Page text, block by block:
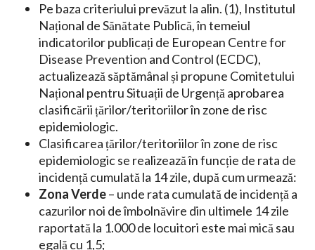
Pe baza criteriului prevăzut la alin. (1), Institutul
Național de Sănătate Publică, în temeiul
indicatorilor publicați de European Centre for
Disease Prevention and Control (ECDC),
actualizează săptămânal și propune Comitetului
Național pentru Situații de Urgență aprobarea
clasificării țărilor/teritoriilor în zone de risc
epidemiologic.
Clasificarea țărilor/teritoriilor în zone de risc
epidemiologic se realizează în funcție de rata de
incidență cumulată la 14 zile, după cum urmează:
Zona Verde– unde rata cumulată de incidență a
cazurilor noi de îmbolnăvire din ultimele 14 zile
raportată la 1.000 de locuitori este mai mică sau
egală cu 1,5;